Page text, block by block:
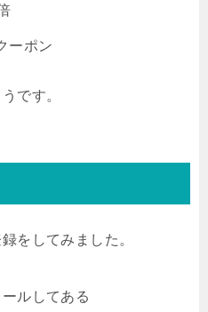
ーポン
です。
をしてみました。
ルしてある